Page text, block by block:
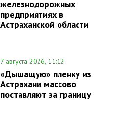
железнодорожных
предприятиях в
Астраханской области
7 августа 2026, 11:12
«Дышащую» пленку из
Астрахани массово
поставляют за границу